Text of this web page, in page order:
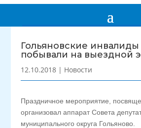
Гольяновские инвалиды
побывали на выездной
12.10.2018 | Новости
Праздничное мероприятие,
организовал аппарат Совета
муниципального округа Гольяново.